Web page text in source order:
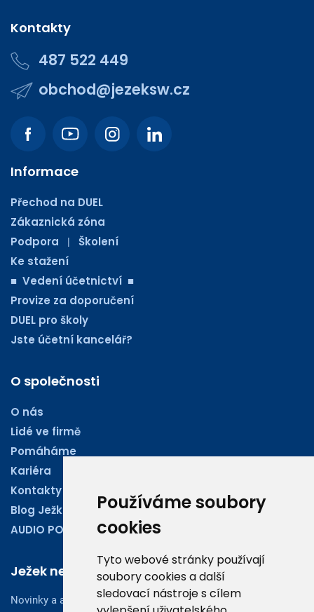
Používáme soubory
cookies
Tyto webové stránky používají
soubory cookies a další
sledovací nástroje s cílem
Kontakty
487 522 449
obchod@jezeksw.cz
Informace
Přechod na DUEL
Zákaznická zóna
Podpora
Školení
Ke stažení
■ Vedení účetnictví ■
Provize za doporučení
DUEL pro školy
Jste účetní kancelář?
O společnosti
O nás
Lidé ve firmě
Pomáháme
Kariéra
Kontakty
Blog Ježkoviny
AUDIO PODCASTY
Ježek newsletter
Novinky a aktuality z oboru účetnictví, obchodu či legislativy